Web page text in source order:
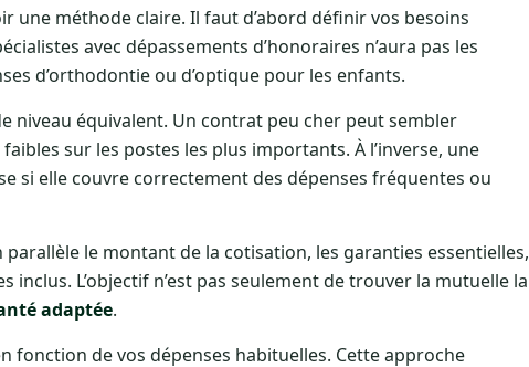
une méthode claire. Il faut d’abord définir vos besoins
avec dépassements d’honoraires n’aura pas les
d’orthodontie ou d’optique pour les enfants.
niveau équivalent. Un contrat peu cher peut sembler
sur les postes les plus importants. À l’inverse, une
si elle couvre correctement des dépenses fréquentes ou
le montant de la cotisation, les garanties essentielles,
inclus. L’objectif n’est pas seulement de trouver la mutuelle la
adaptée.
fonction de vos dépenses habituelles. Cette approche